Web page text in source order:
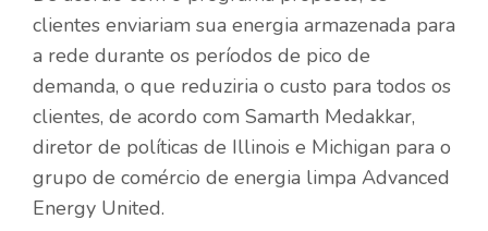
clientes enviariam sua energia armazenada para
a rede durante os períodos de pico de
demanda, o que reduziria o custo para todos os
clientes, de acordo com Samarth Medakkar,
diretor de políticas de Illinois e Michigan para o
grupo de comércio de energia limpa Advanced
Energy United.